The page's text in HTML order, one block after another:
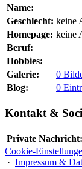
Name:
Geschlecht: keine
Homepage: keine
Beruf:
Hobbies:
Galerie:
0
Blog:
0
Kontakt &
Private Nachricht:
Cookie-
· Impressum &